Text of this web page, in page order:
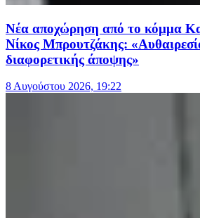
Νέα αποχώρηση από το κόμμα
Νίκος Μπρουτζάκης:
διαφορετικής άποψης»
8 Αυγούστου 2026, 19:22